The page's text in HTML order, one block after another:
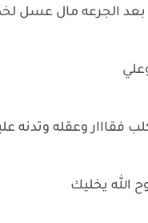
بعد الجرعه مال عسل
فقااار وعقله وتدنه
الله يخليك